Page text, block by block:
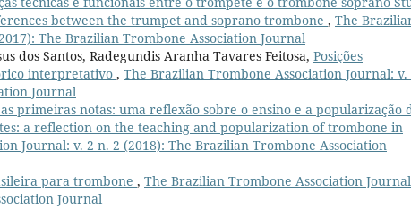
between the trumpet and soprano trombone , The
The Brazilian Trombone Association Journal
dos Santos, Radegundis Aranha Tavares Feitosa, Posições
interpretativo , The Brazilian Trombone Association Journal: v.
Journal
primeiras notas: uma reflexão sobre o ensino e a popularização
a reflection on the teaching and popularization of trombone in
Journal: v. 2 n. 2 (2018): The Brazilian Trombone Association
para trombone , The Brazilian Trombone Association
Journal